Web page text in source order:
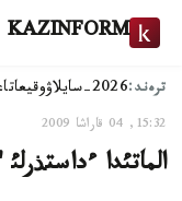
KAZINFORM
ترەند:2026-سايلاۋ وقيعا
15:32, 04 قاراشا 2009
الماتئدا